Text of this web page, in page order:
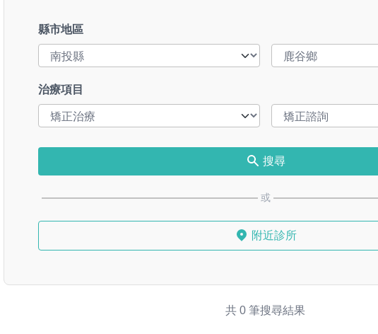
縣市地區
治療項目
搜尋
或
附近診所
共 0 筆搜尋結果